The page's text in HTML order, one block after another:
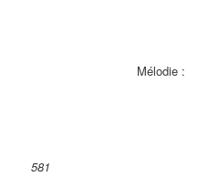
RA 300 en 7
EG 218 en
fr. : Yves
Mélodie :
Johann
RA 300,
LP 205,
581